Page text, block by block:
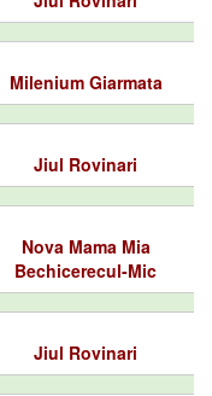
Milenium Giarmata
Jiul Rovinari
Nova Mama Mia
Bechicerecul-Mic
Jiul Rovinari